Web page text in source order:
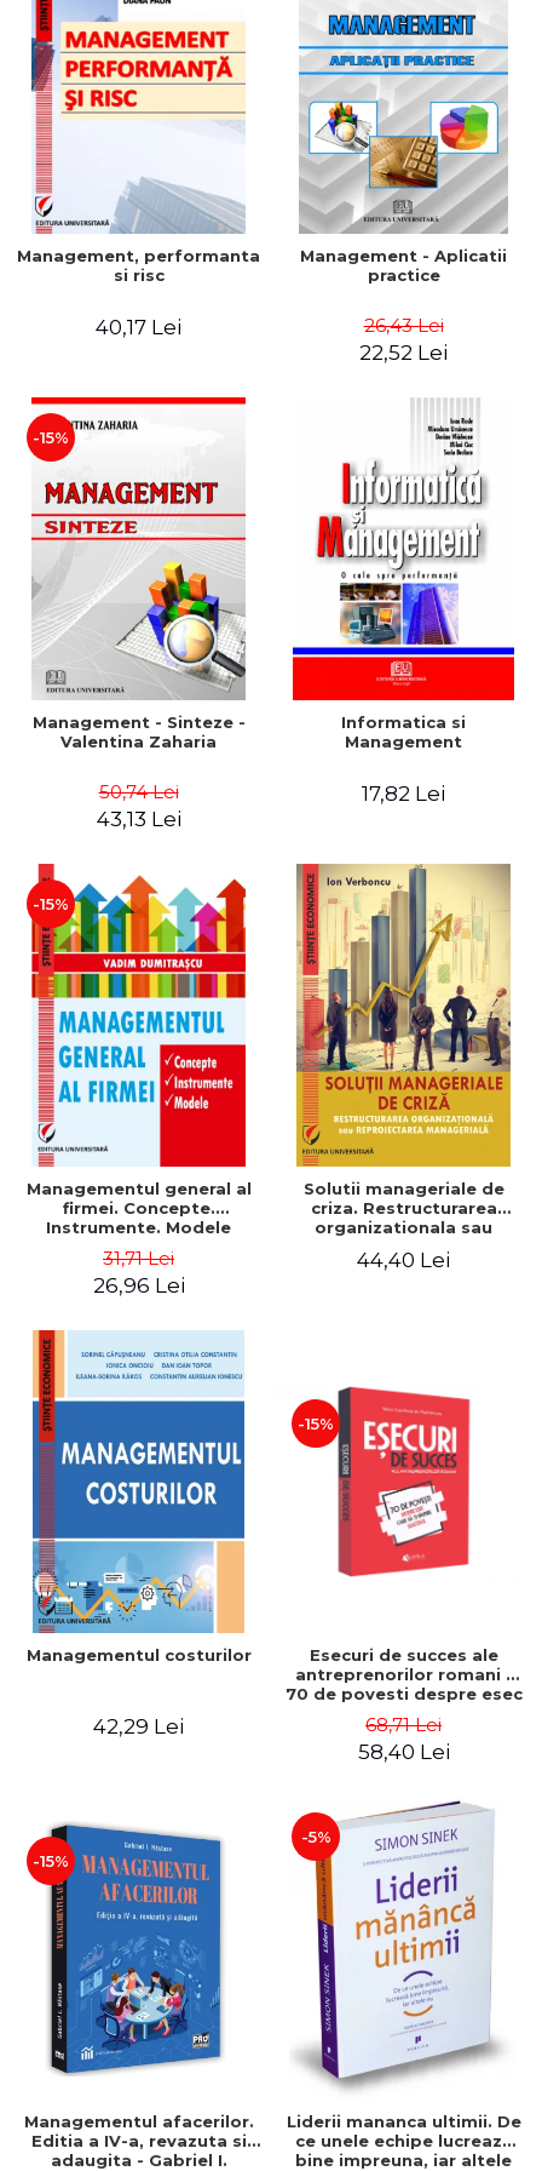
Management, performanta
si risc
40,17 Lei
Management - Aplicatii
practice
26,43 Lei
22,52 Lei
-15%
Management - Sinteze -
Valentina Zaharia
50,74 Lei
43,13 Lei
Informatica si
Management
17,82 Lei
-15%
Managementul general al
firmei. Concepte.
Instrumente. Modele
31,71 Lei
26,96 Lei
Solutii manageriale de
criza. Restructurarea
organizationala sau
44,40 Lei
Managementul costurilor
42,29 Lei
-15%
Esecuri de succes ale
antreprenorilor romani -
70 de povesti despre esec
68,71 Lei
58,40 Lei
-15%
Managementul afacerilor.
Editia a IV-a, revazuta si
adaugita - Gabriel I.
-5%
Liderii mananca ultimii. De
ce unele echipe lucreaza
bine impreuna, iar altele